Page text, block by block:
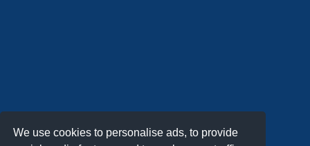
We use cookies to personalise ads, to provide